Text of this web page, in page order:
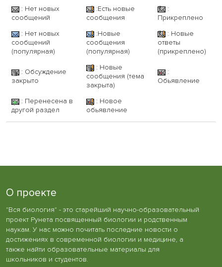
: Нет новых
сообщений
:Есть новые
сообщения
:
Прикреплено
: Нет новых
сообщений
(популярная)
:Новые
сообщения
(популярная)
: Новые
ответы
(прикреплено)
: Обсуждение
закрыто
: Новые
сообщения (тема
закрыта)
:
Обьявление
: Перенесена в
другой раздел
: Новое
обьявление
О проекте
"Вся биология" - это старейший научно-образовательный
проект Рунета посвященный биологии и родственным
наукам. У нас можно почитать последние новости о
достижениях в современной биологии и медицине, а
также найти образовательные материалы для
школьников и студентов.